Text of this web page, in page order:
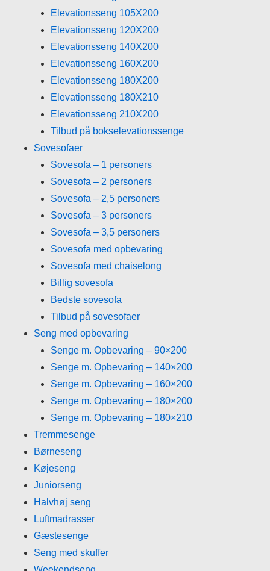
Elevationsseng 105X200
Elevationsseng 120X200
Elevationsseng 140X200
Elevationsseng 160X200
Elevationsseng 180X200
Elevationsseng 180X210
Elevationsseng 210X200
Tilbud på bokselevationssenge
Sovesofaer
Sovesofa – 1 personers
Sovesofa – 2 personers
Sovesofa – 2,5 personers
Sovesofa – 3 personers
Sovesofa – 3,5 personers
Sovesofa med opbevaring
Sovesofa med chaiselong
Billig sovesofa
Bedste sovesofa
Tilbud på sovesofaer
Seng med opbevaring
Senge m. Opbevaring – 90×200
Senge m. Opbevaring – 140×200
Senge m. Opbevaring – 160×200
Senge m. Opbevaring – 180×200
Senge m. Opbevaring – 180×210
Tremmesenge
Børneseng
Køjeseng
Juniorseng
Halvhøj seng
Luftmadrasser
Gæstesenge
Seng med skuffer